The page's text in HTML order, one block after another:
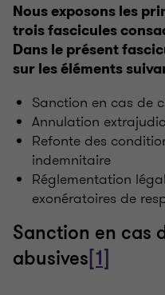
Nous exposons les
trois fascicules
Dans le présent
sur les éléments
Sanction en cas de
Annulation
Refonte des
indemnitaire
Réglementation
exonératoires de
Sanction en cas
abusives[1]